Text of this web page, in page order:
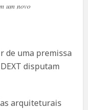
um novo
de uma premissa
disputam
arquiteturais